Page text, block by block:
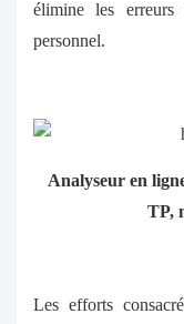
élimine les
personnel.
Analyseur en
TP,
Les efforts